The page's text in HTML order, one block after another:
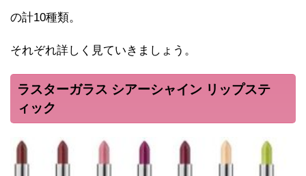
の計10種類。
それぞれ詳しく見ていきましょう。
ラスターガラス シアーシャイン リップステ
ィック